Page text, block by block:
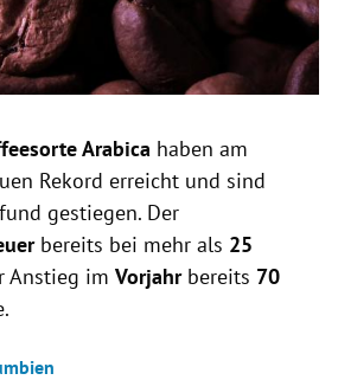
Arabica haben am
Rekord erreicht und sind
gestiegen. Der
bereits bei mehr als 25
Anstieg im Vorjahrbereits 70